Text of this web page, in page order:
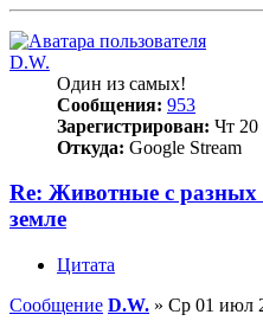
D.W.
Один из самых!
Сообщения: 953
Зарегистрирован: Чт 20
Откуда: Google Stream
Re: Животные с разных
земле
Цитата
Сообщение D.W. » Ср 01 июл